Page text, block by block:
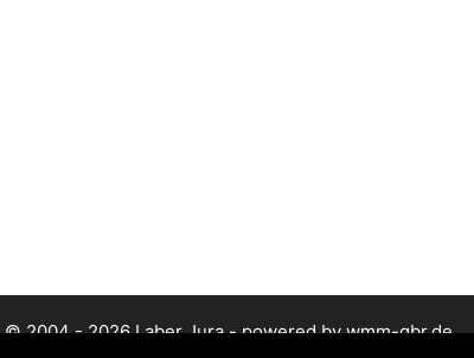
© 2004 - 2026 Laber Jura - powered by wmm-gbr.de